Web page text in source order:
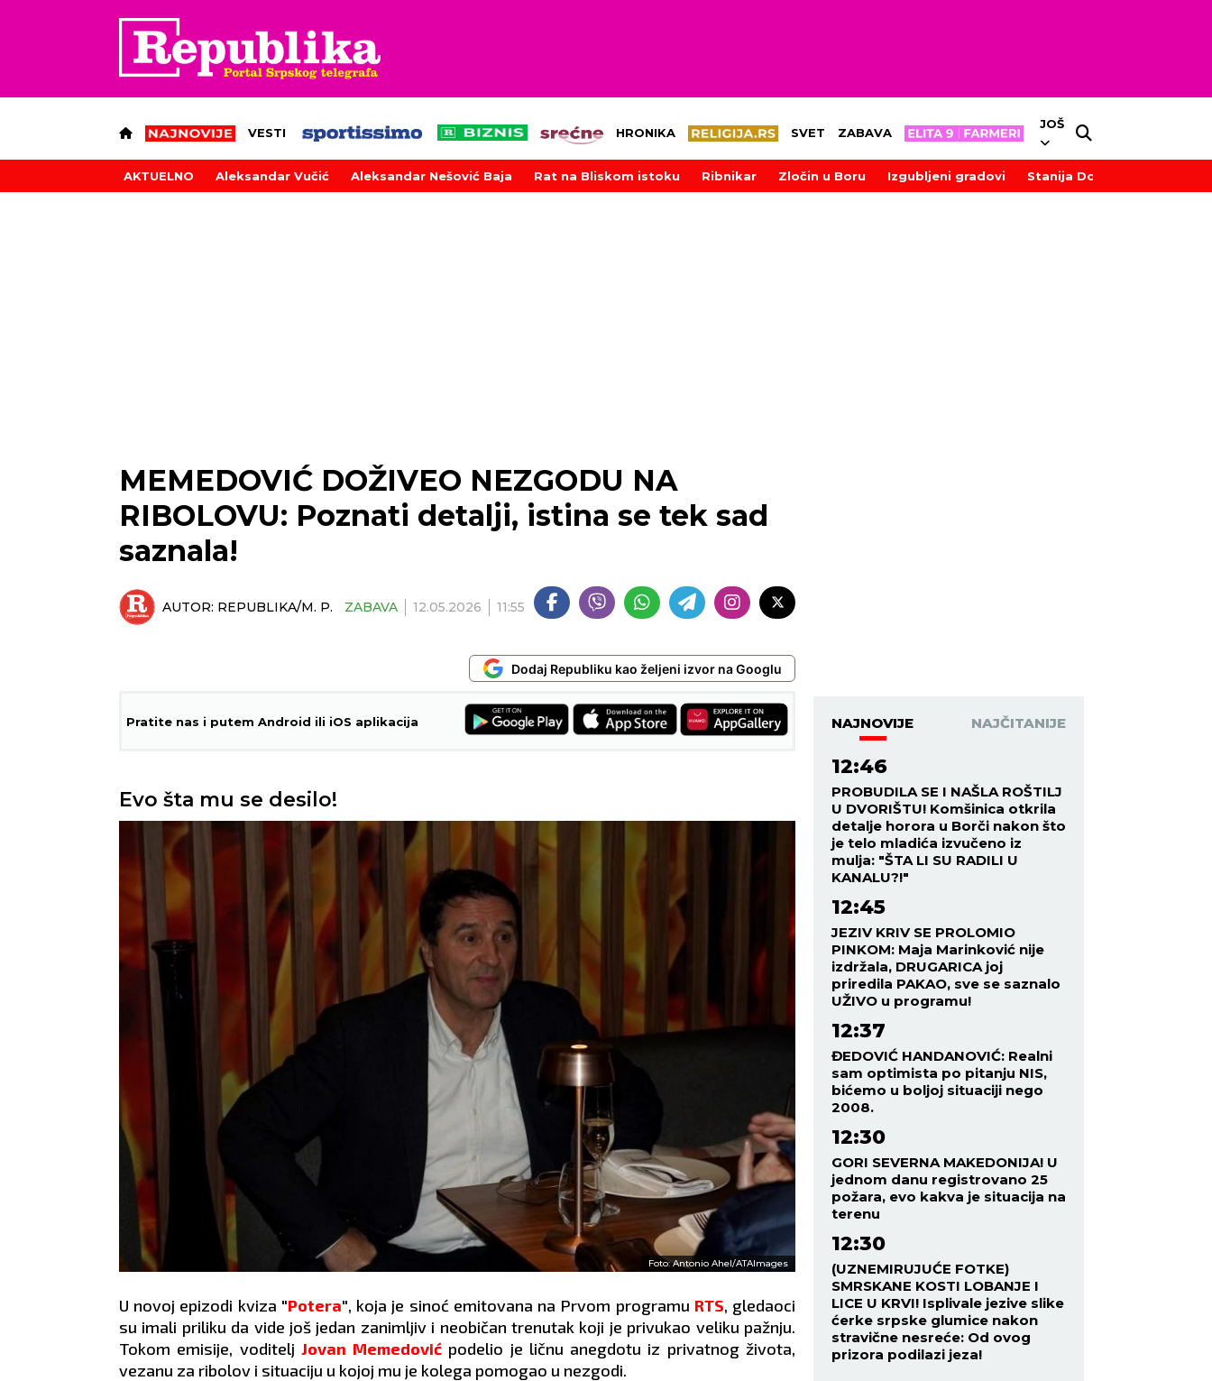
VESTI HRONIKA SVET ZABAVA
JOŠ
AKTUELNO Aleksandar Vučić Aleksandar Nešović Baja Rat na Bliskom istoku Ribnikar Zločin u Boru Izgubljeni gradovi Stanija Dobrojević
MEMEDOVIĆ DOŽIVEO NEZGODU NA
RIBOLOVU: Poznati detalji, istina se tek sad
saznala!
AUTOR: REPUBLIKA/M. P. ZABAVA 12.05.2026 11:55
Dodaj Republiku kao željeni izvor na Googlu
Pratite nas i putem Android ili iOS aplikacija
Evo šta mu se desilo!
Foto: Antonio Ahel/ATAImages
U novoj epizodi kviza "Potera", koja je sinoć emitovana na Prvom programu RTS, gledaoci
su imali priliku da vide još jedan zanimljiv i neobičan trenutak koji je privukao veliku pažnju.
Tokom emisije, voditelj Jovan Memedović podelio je ličnu anegdotu iz privatnog života,
vezanu za ribolov i situaciju u kojoj mu je kolega pomogao u nezgodi.
NAJNOVIJE NAJČITANIJE
12:46
PROBUDILA SE I NAŠLA ROŠTILJ
U DVORIŠTU! Komšinica otkrila
detalje horora u Borči nakon što
je telo mladića izvučeno iz
mulja: "ŠTA LI SU RADILI U
KANALU?!"
12:45
JEZIV KRIV SE PROLOMIO
PINKOM: Maja Marinković nije
izdržala, DRUGARICA joj
priredila PAKAO, sve se saznalo
UŽIVO u programu!
12:37
ĐEDOVIĆ HANDANOVIĆ: Realni
sam optimista po pitanju NIS,
bićemo u boljoj situaciji nego
2008.
12:30
GORI SEVERNA MAKEDONIJA! U
jednom danu registrovano 25
požara, evo kakva je situacija na
terenu
12:30
(UZNEMIRUJUĆE FOTKE)
SMRSKANE KOSTI LOBANJE I
LICE U KRVI! Isplivale jezive slike
ćerke srpske glumice nakon
stravične nesreće: Od ovog
prizora podilazi jeza!